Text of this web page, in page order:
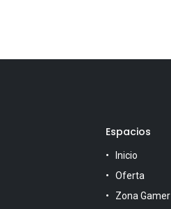
Espacios
Inicio
Oferta
Zona Gamer